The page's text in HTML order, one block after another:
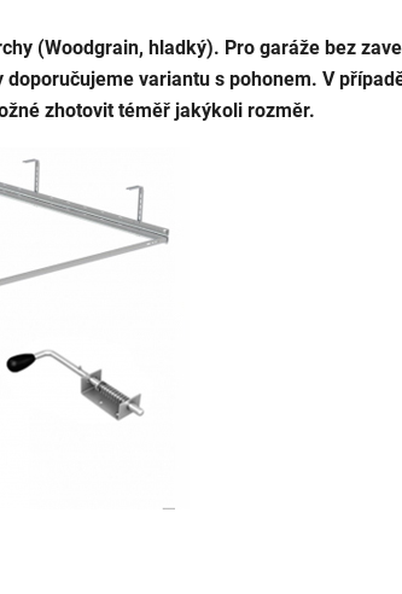
(Woodgrain, hladký). Pro garáže bez
variantu s pohonem. V
zhotovit téměř jakýkoli rozměr.